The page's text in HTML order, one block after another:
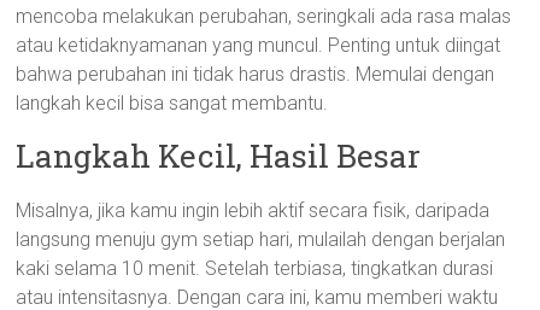
mencoba melakukan perubahan, seringkali ada rasa malas
atau ketidaknyamanan yang muncul. Penting untuk diingat
bahwa perubahan ini tidak harus drastis. Memulai dengan
langkah kecil bisa sangat membantu.
Langkah Kecil, Hasil Besar
Misalnya, jika kamu ingin lebih aktif secara fisik, daripada
langsung menuju gym setiap hari, mulailah dengan berjalan
kaki selama 10 menit. Setelah terbiasa, tingkatkan durasi
atau intensitasnya. Dengan cara ini, kamu memberi waktu